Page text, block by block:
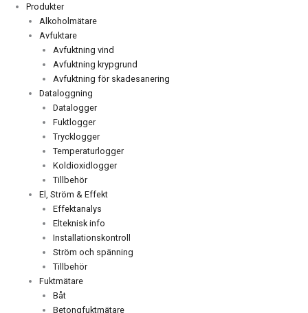
Produkter
Alkoholmätare
Avfuktare
Avfuktning vind
Avfuktning krypgrund
Avfuktning för skadesanering
Dataloggning
Datalogger
Fuktlogger
Trycklogger
Temperaturlogger
Koldioxidlogger
Tillbehör
El, Ström & Effekt
Effektanalys
Elteknisk info
Installationskontroll
Ström och spänning
Tillbehör
Fuktmätare
Båt
Betongfuktmätare